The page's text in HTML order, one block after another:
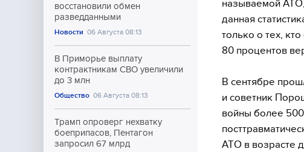
восстановили обмен
разведданными
Новости 06 Августа 08:13
В Приморье выплату
контрактникам СВО увеличили
до 3 млн
Общество 06 Августа 08:13
Трамп опроверг нехватку
боеприпасов, Пентагон
запросил 67 млрд
называемой
данная
только о тех,
80 процентов
В сентябре
и советник
войны более
АТО в возрасте